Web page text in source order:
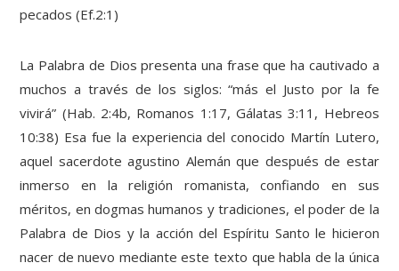
pecados (Ef.2:1)
La Palabra de Dios presenta una frase que ha cautivado a
muchos a través de los siglos: “más el Justo por la fe
vivirá” (Hab. 2:4b, Romanos 1:17, Gálatas 3:11, Hebreos
10:38) Esa fue la experiencia del conocido Martín Lutero,
aquel sacerdote agustino Alemán que después de estar
inmerso en la religión romanista, confiando en sus
méritos, en dogmas humanos y tradiciones, el poder de la
Palabra de Dios y la acción del Espíritu Santo le hicieron
nacer de nuevo mediante este texto que habla de la única